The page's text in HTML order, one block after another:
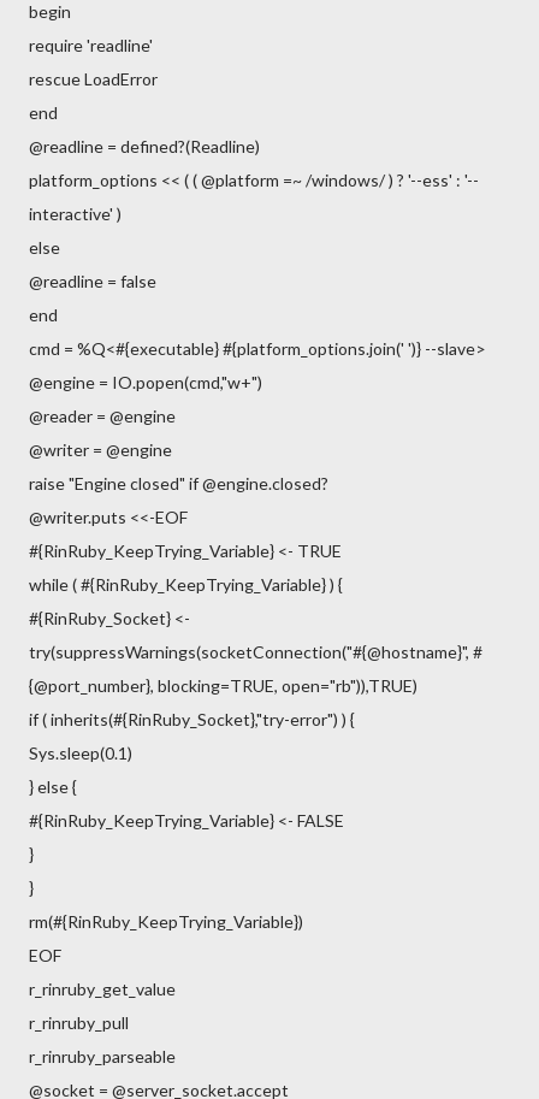
begin
require 'readline'
rescue LoadError
end
@readline = defined?(Readline)
platform_options << ( ( @platform =~ /windows/ ) ? '--ess' : '--
interactive' )
else
@readline = false
end
cmd = %Q<#{executable} #{platform_options.join(' ')} --slave>
@engine = IO.popen(cmd,"w+")
@reader = @engine
@writer = @engine
raise "Engine closed" if @engine.closed?
@writer.puts <<-EOF
#{RinRuby_KeepTrying_Variable} <- TRUE
while ( #{RinRuby_KeepTrying_Variable} ) {
#{RinRuby_Socket} <-
try(suppressWarnings(socketConnection("#{@hostname}", #
{@port_number}, blocking=TRUE, open="rb")),TRUE)
if ( inherits(#{RinRuby_Socket},"try-error") ) {
Sys.sleep(0.1)
} else {
#{RinRuby_KeepTrying_Variable} <- FALSE
}
}
rm(#{RinRuby_KeepTrying_Variable})
EOF
r_rinruby_get_value
r_rinruby_pull
r_rinruby_parseable
@socket = @server_socket.accept